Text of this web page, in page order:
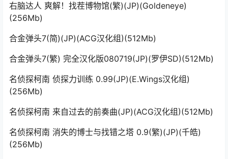
右脑达人 爽解！找茬博物馆(繁)(JP)(Goldeneye)
(256Mb)
合金弹头7(简)(JP)(ACG汉化组)(512Mb)
合金弹头7(繁) 完全汉化版080719(JP)(罗伊SD)(512Mb)
名侦探柯南 侦探力训练 0.99(JP)(E.Wings汉化组)
(256Mb)
名侦探柯南 来自过去的前奏曲(JP)(ACG汉化组)(512Mb)
名侦探柯南 消失的博士与找错之塔 0.9(繁)(JP)(千皓)
(256Mb)